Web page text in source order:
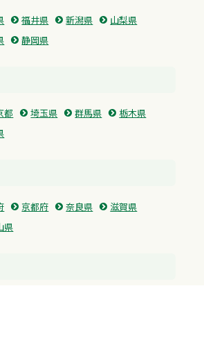
福井県 新潟県
山梨県
静岡県
都 埼玉県 群馬県
栃木県
京都府 奈良県
滋賀県
県